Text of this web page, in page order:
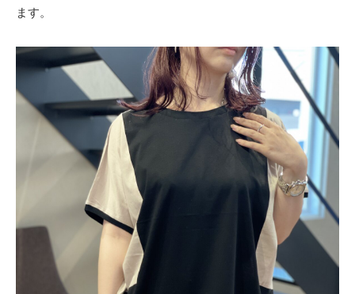
ます。